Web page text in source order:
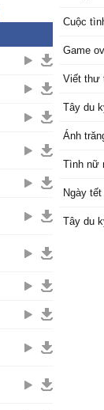
Cuộc
Game
Viết thư
Tây du
Ánh
Tình nữ
Ngày
Tây du